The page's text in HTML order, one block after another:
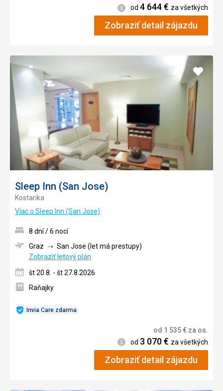
Informácie
od 4 644€ za všetkých
Zobraziť detail zájazdu
Sleep Inn (San Jose)
Kostarika
Viac o Sleep Inn (San Jose)
Pridať
Invia Care zdarma
8 dní / 6 nocí
Graz
San Jose (let má prestupy)
Zobraziť letový plán
št 20.8. - št 27.8.2026
Raňajky
od 1 535€ za os.
Informácie
od 3 070€ za všetkých
Zobraziť detail zájazdu